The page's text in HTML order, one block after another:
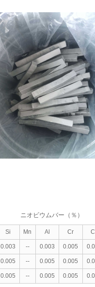
ニオビウムバー（％）
Si Mn Al Cr
0.003 -- 0.003 0.005
0.005 -- 0.005 0.005
0.005 -- 0.005 0.005